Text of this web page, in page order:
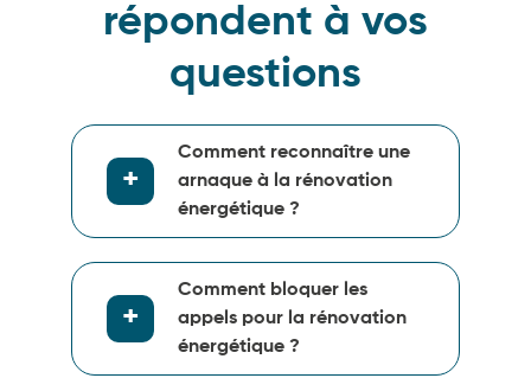
répondent à vos
questions
Comment reconnaître une
arnaque à la rénovation
énergétique ?
Comment bloquer les
appels pour la rénovation
énergétique ?